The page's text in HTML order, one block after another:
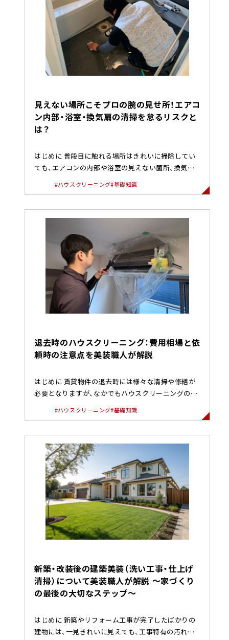
見えない場所こそプロの腕の見せ所！エアコ
ン内部・浴室・換気扇の清掃を怠るリスクと
は？
はじめに 普段目に触れる場所はきれいに掃除してい
ても、エアコンの内部や浴室の見えない箇所、換気扇
#ハウスクリーニング#基礎知識
退去時のハウスクリーニング：費用相場と依
頼時の注意点を美装職人が解説
はじめに 賃貸物件の退去時には様々な清掃や修繕が
必要となりますが、なかでもハウスクリーニングの費
用と範囲は、管理会社やオ...
#ハウスクリーニング#基礎知識
新築・改装後の建築美装（洗い工事・仕上げ
清掃）について美装職人が解説 〜家づくり
の最後の大切なステップ〜
はじめに 新築やリフォーム工事が完了したばかりの
建物には、一見きれいに見えても、工事特有の汚れが